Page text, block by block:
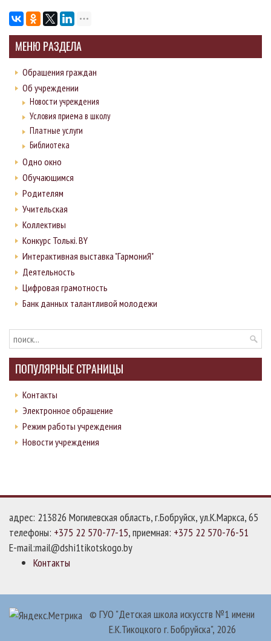
МЕНЮ РАЗДЕЛА
Обращения граждан
Об учреждении
Новости учреждения
Условия приема в школу
Платные услуги
Библиотека
Одно окно
Обучающимся
Родителям
Учительская
Коллективы
Конкурс Толькi. BY
Интерактивная выставка "ГармониЯ"
Деятельность
Цифровая грамотность
Банк данных талантливой молодежи
ПОПУЛЯРНЫЕ СТРАНИЦЫ
Контакты
Электронное обращение
Режим работы учреждения
Новости учреждения
адрес: 213826 Могилевская область, г.Бобруйск, ул.К.Маркса, 65
телефоны: +375 22 570-77-15, приемная: +375 22 570-76-51
E-mail:mail@dshi1tikotskogo.by
Контакты
© ГУО "Детская школа искусств №1 имени
Е.К.Тикоцкого г. Бобруйска", 2026